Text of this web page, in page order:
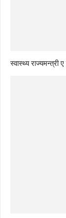
स्वास्थ्य राज्यमन्त्री